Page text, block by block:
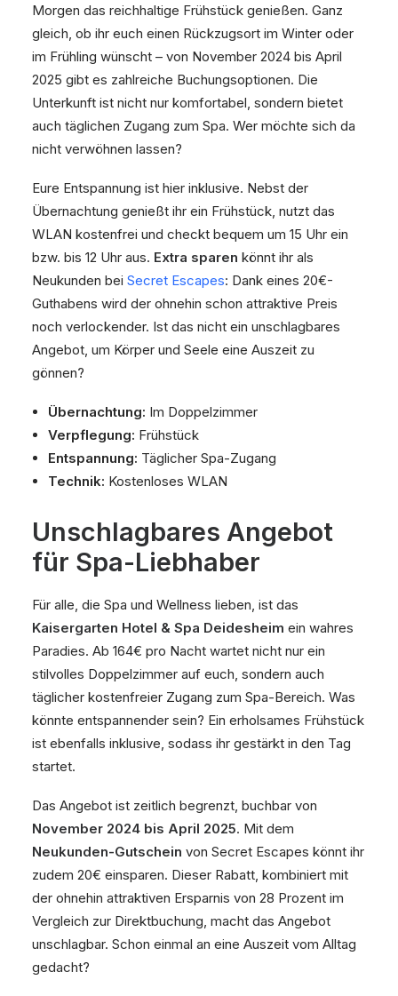
Morgen das reichhaltige Frühstück genießen. Ganz
gleich, ob ihr euch einen Rückzugsort im Winter oder
im Frühling wünscht – von November 2024 bis April
2025 gibt es zahlreiche Buchungsoptionen. Die
Unterkunft ist nicht nur komfortabel, sondern bietet
auch täglichen Zugang zum Spa. Wer möchte sich da
nicht verwöhnen lassen?
Eure Entspannung ist hier inklusive. Nebst der
Übernachtung genießt ihr ein Frühstück, nutzt das
WLAN kostenfrei und checkt bequem um 15 Uhr ein
bzw. bis 12 Uhr aus. Extra sparen könnt ihr als
Neukunden bei Secret Escapes: Dank eines 20€-
Guthabens wird der ohnehin schon attraktive Preis
noch verlockender. Ist das nicht ein unschlagbares
Angebot, um Körper und Seele eine Auszeit zu
gönnen?
Übernachtung: Im Doppelzimmer
Verpflegung: Frühstück
Entspannung: Täglicher Spa-Zugang
Technik: Kostenloses WLAN
Unschlagbares Angebot
für Spa-Liebhaber
Für alle, die Spa und Wellness lieben, ist das
Kaisergarten Hotel & Spa Deidesheim ein wahres
Paradies. Ab 164€ pro Nacht wartet nicht nur ein
stilvolles Doppelzimmer auf euch, sondern auch
täglicher kostenfreier Zugang zum Spa-Bereich. Was
könnte entspannender sein? Ein erholsames Frühstück
ist ebenfalls inklusive, sodass ihr gestärkt in den Tag
startet.
Das Angebot ist zeitlich begrenzt, buchbar von
November 2024 bis April 2025. Mit dem
Neukunden-Gutschein von Secret Escapes könnt ihr
zudem 20€ einsparen. Dieser Rabatt, kombiniert mit
der ohnehin attraktiven Ersparnis von 28 Prozent im
Vergleich zur Direktbuchung, macht das Angebot
unschlagbar. Schon einmal an eine Auszeit vom Alltag
gedacht?